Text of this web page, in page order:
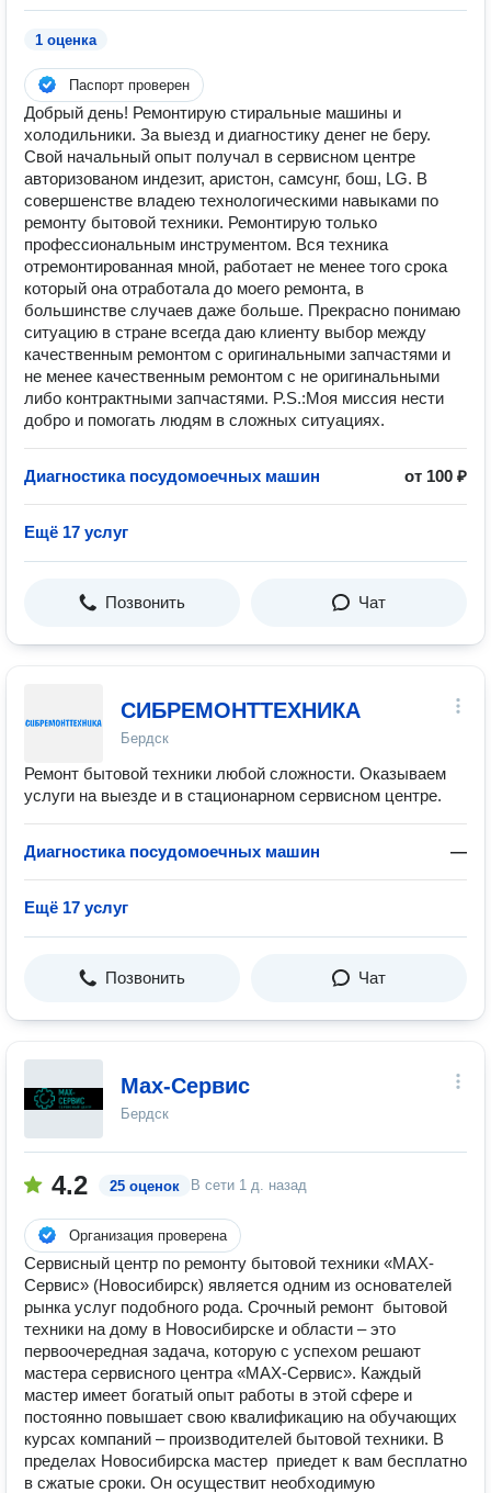
1 оценка
Паспорт проверен
Добрый день! Ремонтирую стиральные машины и
холодильники. За выезд и диагностику денег не беру.
Cвой начальный опыт получал в сервисном центре
авторизованом индезит, аристон, самсунг, бош, LG. В
совершенстве владею технологическими навыками по
ремонту бытовой техники. Ремонтирую только
профессиональным инструментом. Вся техника
отремонтированная мной, работает не менее того срока
который она отработала до моего ремонта, в
большинстве случаев даже больше. Прекрасно понимаю
ситуацию в стране всегда даю клиенту выбор между
качественным ремонтом с оригинальными запчастями и
не менее качественным ремонтом с не оригинальными
либо контрактными запчастями. P.S.:Моя миссия нести
добро и помогать людям в сложных ситуациях.
Диагностика посудомоечных машин от 100 ₽
Ещё 17 услуг
Позвонить Чат
СИБРЕМОНТТЕХНИКА
Бердск
Ремонт бытовой техники любой сложности. Оказываем
услуги на выезде и в стационарном сервисном центре.
Диагностика посудомоечных машин —
Ещё 17 услуг
Позвонить Чат
Мах-Сервис
Бердск
4.2 25 оценок В сети 1 д. назад
Организация проверена
Сервисный центр по ремонту бытовой техники «МАХ-
Сервис» (Новосибирск) является одним из основателей
рынка услуг подобного рода. Срочный ремонт бытовой
техники на дому в Новосибирске и области – это
первоочередная задача, которую с успехом решают
мастера сервисного центра «МАХ-Сервис». Каждый
мастер имеет богатый опыт работы в этой сфере и
постоянно повышает свою квалификацию на обучающих
курсах компаний – производителей бытовой техники. В
пределах Новосибирска мастер приедет к вам бесплатно
в сжатые сроки. Он осуществит необходимую